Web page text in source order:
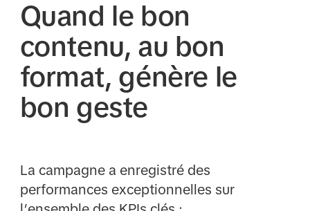
Quand le bon
contenu, au bon
format, génère le
bon geste
La campagne a enregistré des
performances exceptionnelles sur